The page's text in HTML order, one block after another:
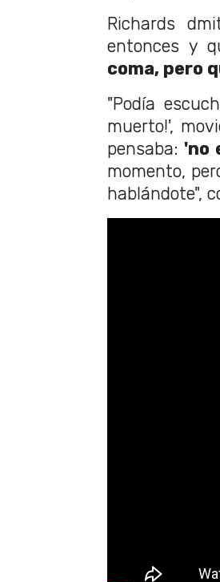
Richards
entonces y
coma, pero
"Podía
muerto!',
pensaba:'no
momento,
hablándote",